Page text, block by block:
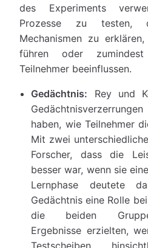
des Experiments
Prozesse zu testen,
Mechanismen zu
führen oder
Teilnehmer beeinflussen.
Gedächtnis: Rey und
haben, wie Teilnehmer
Mit zwei
Forscher, dass die
besser war, wenn sie
Lernphase deutete
Gedächtnis eine Rolle
die beiden
Ergebnisse erzielten,